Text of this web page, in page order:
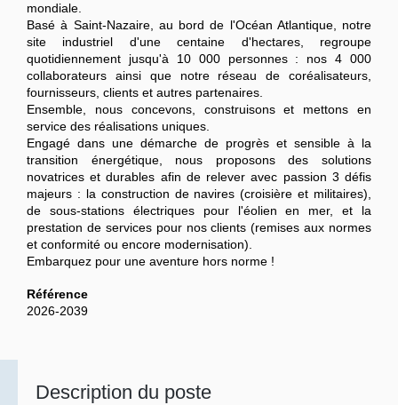
Description du poste
mondiale.
Basé à Saint-Nazaire, au bord de l'Océan Atlantique, notre
site industriel d'une centaine d'hectares, regroupe
quotidiennement jusqu'à 10 000 personnes : nos 4 000
collaborateurs ainsi que notre réseau de coréalisateurs,
fournisseurs, clients et autres partenaires.
Ensemble, nous concevons, construisons et mettons en
service des réalisations uniques.
Engagé dans une démarche de progrès et sensible à la
transition énergétique, nous proposons des solutions
novatrices et durables afin de relever avec passion 3 défis
majeurs : la construction de navires (croisière et militaires),
de sous-stations électriques pour l'éolien en mer, et la
prestation de services pour nos clients (remises aux normes
et conformité ou encore modernisation).
Embarquez pour une aventure hors norme !
Référence
2026-2039